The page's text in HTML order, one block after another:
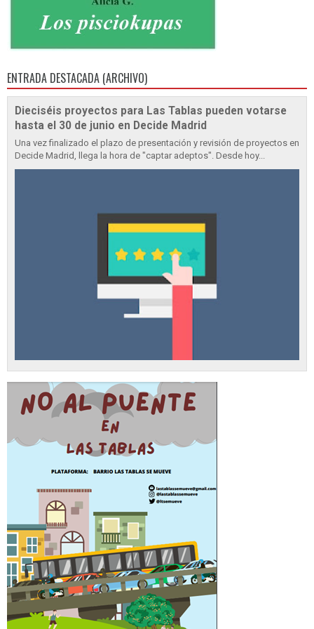
ENTRADA DESTACADA (ARCHIVO)
Dieciséis proyectos para Las Tablas pueden votarse
hasta el 30 de junio en Decide Madrid
Una vez finalizado el plazo de presentación y revisión de proyectos en
Decide Madrid, llega la hora de "captar adeptos". Desde hoy...